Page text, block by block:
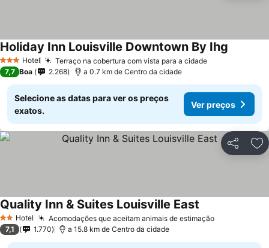
3 EstrelasHotel Terraço na cobertura com vista para a cidade
Holiday Inn Louisville Downtown By Ihg
7,7 Boa 2.268 a 0.7 km de Centro da cidade
Selecione as datas para ver os preços
exatos.
Ver preços
Partilhar
2 Estrelas
Hotel Acomodações que aceitam animais de estimação
Quality Inn & Suites Louisville East
7,1 1.770 a 15.8 km de Centro da cidade